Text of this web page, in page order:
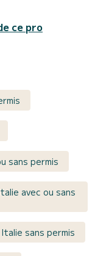
ce pro
sans permis
avec ou sans
sans permis